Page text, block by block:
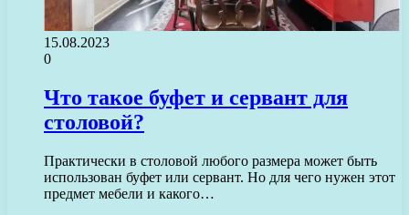
15.08.2023
0
Что такое буфет и сервант для
столовой?
Практически в столовой любого размера может быть
использован буфет или сервант. Но для чего нужен этот
предмет мебели и какого…